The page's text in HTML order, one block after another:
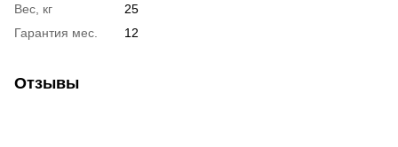
Вес, кг
25
Гарантия мес.
12
Отзывы